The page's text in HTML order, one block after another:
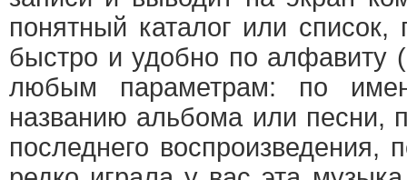
понятный каталог или
быстро и удобно по алфавиту
любым параметрам: по
названию альбома или песни,
последнего воспроизведения,